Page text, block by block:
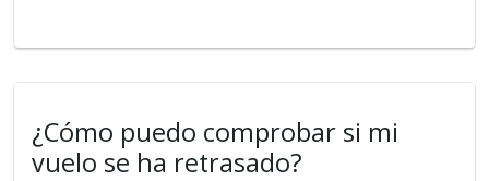
¿Cómo puedo comprobar si mi
vuelo se ha retrasado?